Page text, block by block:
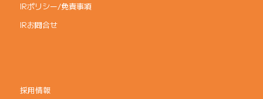
IRポリシー/免責事項
IRお問合せ
採用情報